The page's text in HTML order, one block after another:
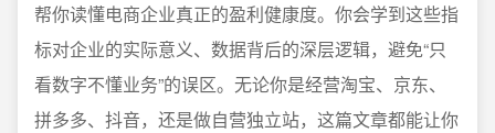
帮你读懂电商企业真正的盈利健康度。你会学到这些指
标对企业的实际意义、数据背后的深层逻辑，避免“只
看数字不懂业务”的误区。无论你是经营淘宝、京东、
拼多多、抖音，还是做自营独立站，这篇文章都能让你